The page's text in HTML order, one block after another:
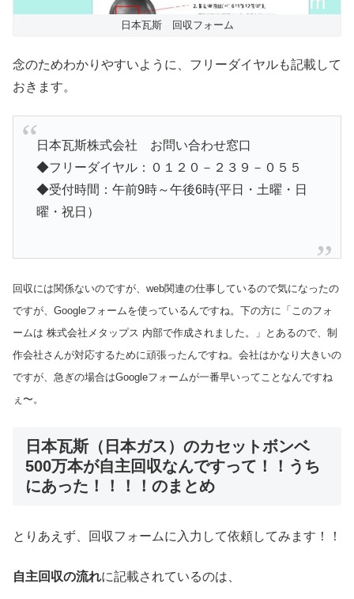
日本瓦斯 回収フォーム
念のためわかりやすいように、フリーダイヤルも記載して
おきます。
日本瓦斯株式会社 お問い合わせ窓口
◆フリーダイヤル：０１２０－２３９－０５５
◆受付時間：午前9時～午後6時(平日・土曜・日
曜・祝日）
回収には関係ないのですが、web関連の仕事しているので気になったの
ですが、Googleフォームを使っているんですね。下の方に「このフォ
ームは 株式会社メタップス 内部で作成されました。」とあるので、制
作会社さんが対応するために頑張ったんですね。会社はかなり大きいの
ですが、急ぎの場合はGoogleフォームが一番早いってことなんですね
ぇ〜。
日本瓦斯（日本ガス）のカセットボンベ
500万本が自主回収なんですって！！うち
にあった！！！！のまとめ
とりあえず、回収フォームに入力して依頼してみます！！
自主回収の流れに記載されているのは、